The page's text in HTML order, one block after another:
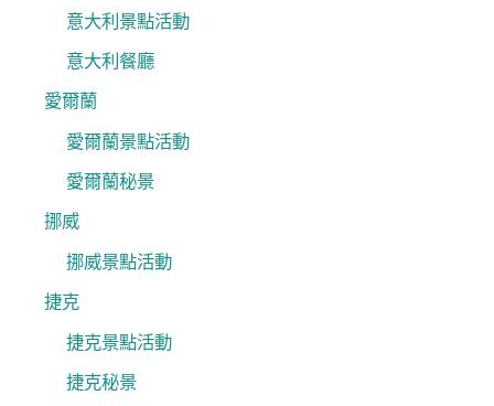
意大利景點活動
意大利餐廳
愛爾蘭
愛爾蘭景點活動
愛爾蘭秘景
挪威
挪威景點活動
捷克
捷克景點活動
捷克秘景